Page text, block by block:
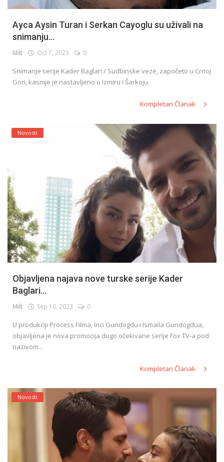
Ayca Aysin Turan i Serkan Cayoglu su uživali na
snimanju...
Milt Oct 7, 2023 0
Snimanje serije Kader Baglari / Sudbinske veze, započeto u Crnoj
Gori, kasnije je nastavljeno u Izmiru i Šarkoju.
Kompletan Članak
Novosti
Objavljena najava nove turske serije Kader
Baglari...
Milt Sep 10, 2023 0
U produkciji Process Filma, Inci Gundogdu i Ismaila Gundogdua,
objavljena je nova promocija dugo očekivane serije Fox TV-a pod
nazivom...
Kompletan Članak
Novosti